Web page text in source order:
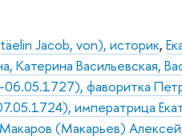
Jacob, von), историк,
Катерина Васильевская,
фаворитка
императрица
Макаров (Макарьев)